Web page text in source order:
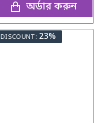
অর্ডার করুন
DISCOUNT: 23%